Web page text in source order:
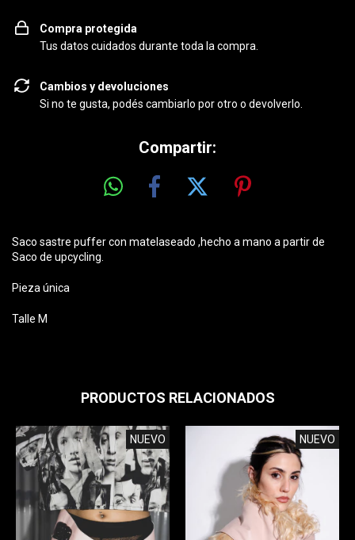
Compra protegida
Tus datos cuidados durante toda la compra.
Cambios y devoluciones
Si no te gusta, podés cambiarlo por otro o devolverlo.
Compartir:
Saco sastre puffer con matelaseado ,hecho a mano a partir de
Saco de upcycling.
Pieza única
Talle M
PRODUCTOS RELACIONADOS
NUEVO NUEVO